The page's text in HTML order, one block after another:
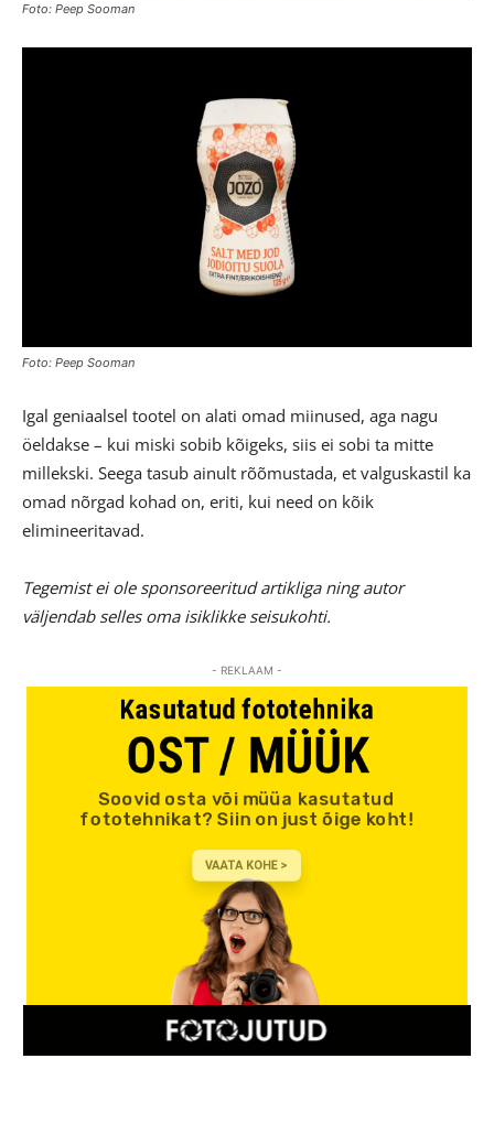
Foto: Peep Sooman
Foto: Peep Sooman
Igal geniaalsel tootel on alati omad miinused, aga nagu
öeldakse – kui miski sobib kõigeks, siis ei sobi ta mitte
millekski. Seega tasub ainult rõõmustada, et valguskastil ka
omad nõrgad kohad on, eriti, kui need on kõik
elimineeritavad.
Tegemist ei ole sponsoreeritud artikliga ning autor
väljendab selles oma isiklikke seisukohti.
- REKLAAM -